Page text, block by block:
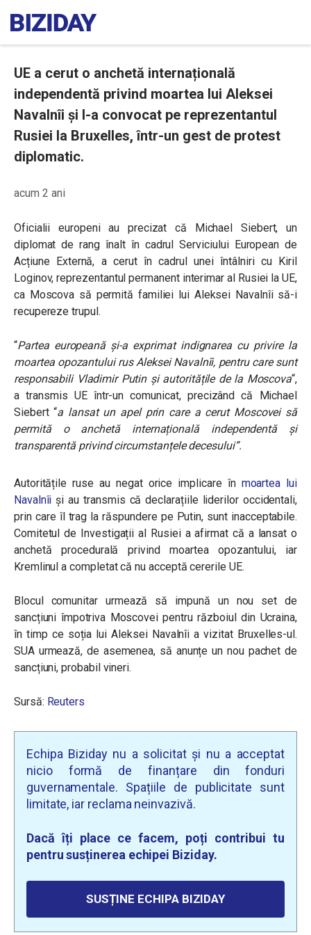
UE a cerut o anchetă internațională
independentă privind moartea lui Aleksei
Navalnîi și l-a convocat pe reprezentantul
Rusiei la Bruxelles, într-un gest de protest
diplomatic.
acum 2 ani
Oficialii europeni au precizat că Michael Siebert, un
diplomat de rang înalt în cadrul Serviciului European de
Acțiune Externă, a cerut în cadrul unei întâlniri cu Kiril
Loginov, reprezentantul permanent interimar al Rusiei la UE,
ca Moscova să permită familiei lui Aleksei Navalnîi să-i
recupereze trupul.
“Partea europeană și-a exprimat indignarea cu privire la
moartea opozantului rus Aleksei Navalnîi, pentru care sunt
responsabili Vladimir Putin și autoritățile de la Moscova“,
a transmis UE într-un comunicat, precizând că Michael
Siebert “a lansat un apel prin care a cerut Moscovei să
permită o anchetă internațională independentă și
transparentă privind circumstanțele decesului”.
Autoritățile ruse au negat orice implicare în moartea lui
Navalnîi și au transmis că declarațiile liderilor occidentali,
prin care îl trag la răspundere pe Putin, sunt inacceptabile.
Comitetul de Investigații al Rusiei a afirmat că a lansat o
anchetă procedurală privind moartea opozantului, iar
Kremlinul a completat că nu acceptă cererile UE.
Blocul comunitar urmează să impună un nou set de
sancțiuni împotriva Moscovei pentru războiul din Ucraina,
în timp ce soția lui Aleksei Navalnîi a vizitat Bruxelles-ul.
SUA urmează, de asemenea, să anunțe un nou pachet de
sancțiuni, probabil vineri.
Sursă: Reuters
Echipa Biziday nu a solicitat și nu a acceptat
nicio formă de finanțare din fonduri
guvernamentale. Spațiile de publicitate sunt
limitate, iar reclama neinvazivă.
Dacă îți place ce facem, poți contribui tu
pentru susținerea echipei Biziday.
SUSȚINE ECHIPA BIZIDAY